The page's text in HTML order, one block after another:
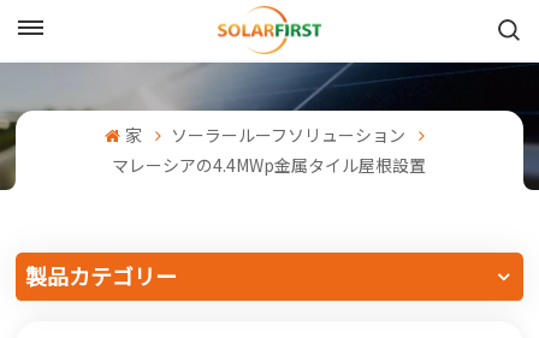
中文
家
ソーラールーフソリューション
マレーシアの4.4MWp金属タイル屋根設置
製品カテゴリー